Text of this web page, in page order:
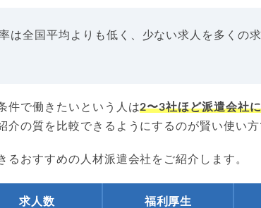
は全国平均よりも低く、少ない求人を多くの
件で働きたいという人は2〜3社ほど派遣会社
介の質を比較できるようにするのが賢い使い
るおすすめの人材派遣会社をご紹介します。
求人数 福利厚生